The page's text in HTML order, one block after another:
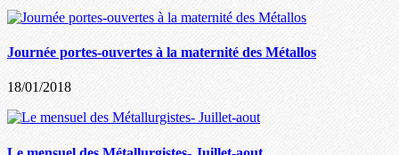
Journée portes-ouvertes à la maternité des Métallos
18/01/2018